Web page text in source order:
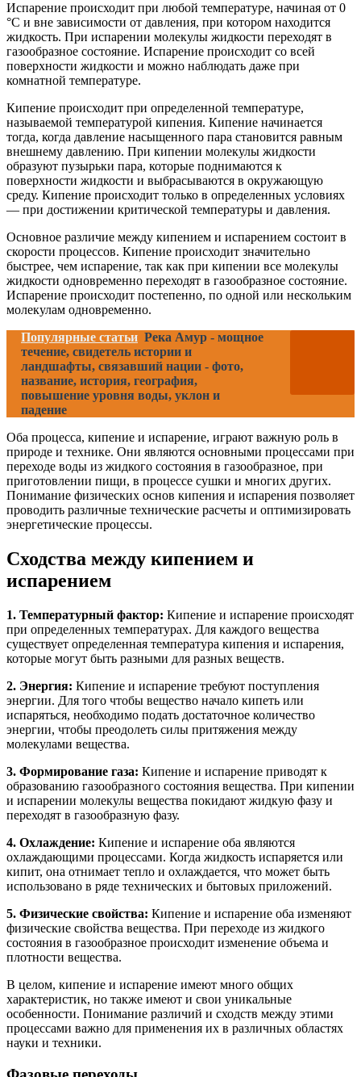
Испарение происходит при любой температуре, начиная от 0
°C и вне зависимости от давления, при котором находится
жидкость. При испарении молекулы жидкости переходят в
газообразное состояние. Испарение происходит со всей
поверхности жидкости и можно наблюдать даже при
комнатной температуре.
Кипение происходит при определенной температуре,
называемой температурой кипения. Кипение начинается
тогда, когда давление насыщенного пара становится равным
внешнему давлению. При кипении молекулы жидкости
образуют пузырьки пара, которые поднимаются к
поверхности жидкости и выбрасываются в окружающую
среду. Кипение происходит только в определенных условиях
— при достижении критической температуры и давления.
Основное различие между кипением и испарением состоит в
скорости процессов. Кипение происходит значительно
быстрее, чем испарение, так как при кипении все молекулы
жидкости одновременно переходят в газообразное состояние.
Испарение происходит постепенно, по одной или нескольким
молекулам одновременно.
Популярные статьи Река Амур - мощное
течение, свидетель истории и
ландшафты, связавший нации - фото,
название, история, география,
повышение уровня воды, уклон и
падение
Оба процесса, кипение и испарение, играют важную роль в
природе и технике. Они являются основными процессами при
переходе воды из жидкого состояния в газообразное, при
приготовлении пищи, в процессе сушки и многих других.
Понимание физических основ кипения и испарения позволяет
проводить различные технические расчеты и оптимизировать
энергетические процессы.
Сходства между кипением и
испарением
1. Температурный фактор: Кипение и испарение происходят
при определенных температурах. Для каждого вещества
существует определенная температура кипения и испарения,
которые могут быть разными для разных веществ.
2. Энергия: Кипение и испарение требуют поступления
энергии. Для того чтобы вещество начало кипеть или
испаряться, необходимо подать достаточное количество
энергии, чтобы преодолеть силы притяжения между
молекулами вещества.
3. Формирование газа: Кипение и испарение приводят к
образованию газообразного состояния вещества. При кипении
и испарении молекулы вещества покидают жидкую фазу и
переходят в газообразную фазу.
4. Охлаждение: Кипение и испарение оба являются
охлаждающими процессами. Когда жидкость испаряется или
кипит, она отнимает тепло и охлаждается, что может быть
использовано в ряде технических и бытовых приложений.
5. Физические свойства: Кипение и испарение оба изменяют
физические свойства вещества. При переходе из жидкого
состояния в газообразное происходит изменение объема и
плотности вещества.
В целом, кипение и испарение имеют много общих
характеристик, но также имеют и свои уникальные
особенности. Понимание различий и сходств между этими
процессами важно для применения их в различных областях
науки и техники.